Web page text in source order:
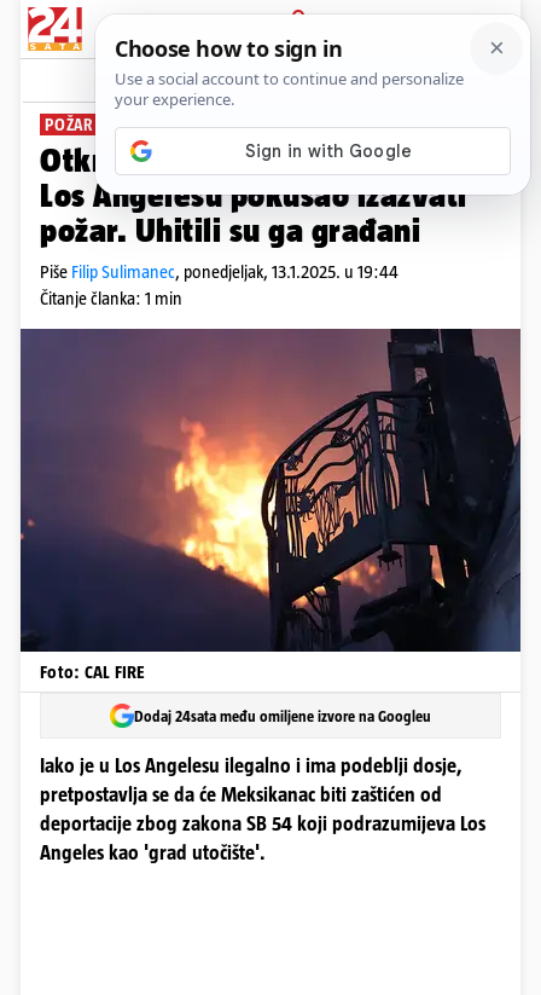
PRIJAVA
News Komentari
POŽAR U KALIFORNIJI
Otkrili tko je muškarac koji je u
Los Angelesu pokušao izazvati
požar. Uhitili su ga građani
Piše Filip Sulimanec, ponedjeljak, 13.1.2025. u 19:44
Čitanje članka: 1 min
Foto: CAL FIRE
Dodaj 24sata među omiljene izvore na Googleu
Iako je u Los Angelesu ilegalno i ima podeblji dosje,
pretpostavlja se da će Meksikanac biti zaštićen od
deportacije zbog zakona SB 54 koji podrazumijeva Los
Angeles kao 'grad utočište'.